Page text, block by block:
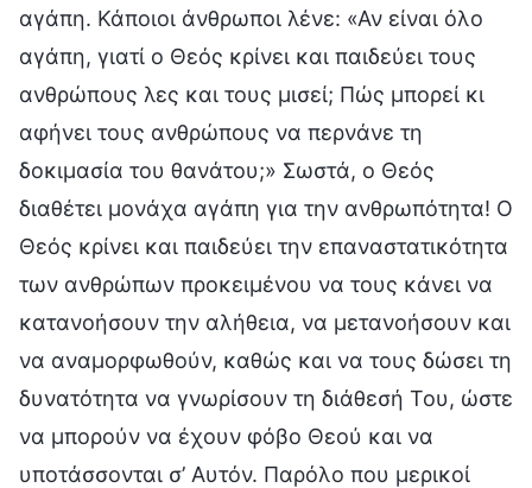
αγάπη. Κάποιοι άνθρωποι λένε: «Αν είναι όλο
αγάπη, γιατί ο Θεός κρίνει και παιδεύει τους
ανθρώπους λες και τους μισεί; Πώς μπορεί κι
αφήνει τους ανθρώπους να περνάνε τη
δοκιμασία του θανάτου;» Σωστά, ο Θεός
διαθέτει μονάχα αγάπη για την ανθρωπότητα! Ο
Θεός κρίνει και παιδεύει την επαναστατικότητα
των ανθρώπων προκειμένου να τους κάνει να
κατανοήσουν την αλήθεια, να μετανοήσουν και
να αναμορφωθούν, καθώς και να τους δώσει τη
δυνατότητα να γνωρίσουν τη διάθεσή Του, ώστε
να μπορούν να έχουν φόβο Θεού και να
υποτάσσονται σ’ Αυτόν. Παρόλο που μερικοί